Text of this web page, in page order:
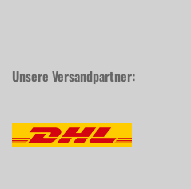
Unsere Versandpartner: